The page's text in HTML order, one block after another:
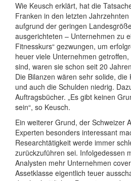
Wie Keusch erklärt, hat die
Franken in den letzten
aufgrund der geringen
ausgerichteten – Unternehmen zu
Fitnesskurs“ gezwungen, um
heuer viele Unternehmen
sind, waren sie schon seit 20
Die Bilanzen wären sehr solide,
und auch die Schulden niedrig.
Auftragsbücher. „Es gibt keinen
sein“, so Keusch.
Ein weiterer Grund, der Schweizer
Experten besonders interessant
Researchtätigkeit werde immer
zurückzuführen sei. Infolgedessen
Analysten mehr Unternehmen
Assetklasse eigentlich teuer